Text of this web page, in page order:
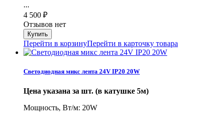
...
4 500 ₽
Отзывов нет
Перейти в корзинуПерейти в карточку товара
Светодиодная микс лента 24V IP20 20W
Цена указана за шт. (в катушке 5м)
Мощность, Вт/м: 20W